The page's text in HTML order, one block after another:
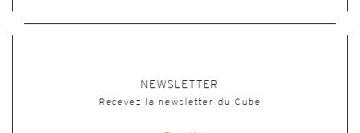
NEWSLETTER
Recevez la newsletter du Cube